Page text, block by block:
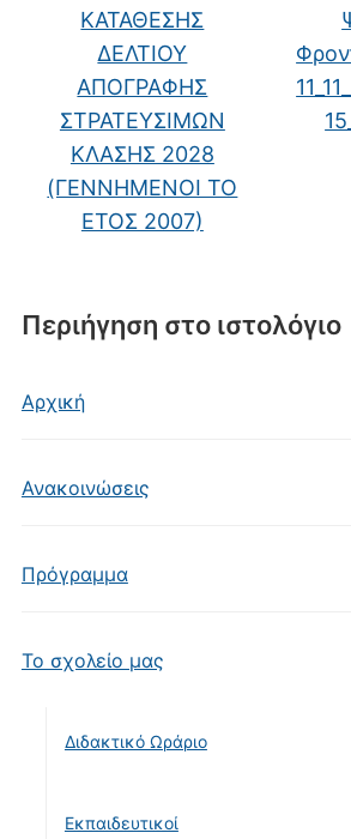
Περιήγηση στο ιστολόγιο
Αρχική
Ανακοινώσεις
Πρόγραμμα
Το σχολείο μας
Διδακτικό Ωράριο
Εκπαιδευτικοί
ΚΑΤΑΘΕΣΗΣ
ΔΕΛΤΙΟΥ
ΑΠΟΓΡΑΦΗΣ
ΣΤΡΑΤΕΥΣΙΜΩΝ
ΚΛΑΣΗΣ 2028
(ΓΕΝΝΗΜΕΝΟΙ ΤΟ
ΕΤΟΣ 2007)